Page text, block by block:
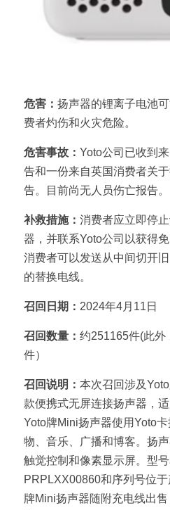
危害： 扬声器的锂离子电池
费者灼伤和火灾危险。
危害事故： Yoto公司已收到
告和一份来自英国消费者关
告。目前尚无人员伤亡报告。
补救措施： 消费者应立即停
器，并联系Yoto公司以获得
消费者可以发送从中间切开
的替换电线。
召回日期： 2024年4月11日
召回数量： 约251165件(此外
件）
召回说明： 本次召回涉及
款便携式无屏连接扬声器，适
Yoto牌Mini扬声器使用Yoto
物、音乐、广播和博客。扬
触觉控制和像素显示屏。型
PRPLXX00860和序列号位
牌Mini扬声器随附充电线出